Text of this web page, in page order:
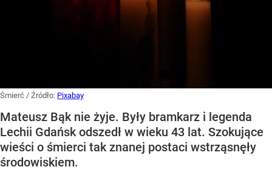
Śmierć / Źródło: Pixabay
Mateusz Bąk nie żyje. Były bramkarz i legenda
Lechii Gdańsk odszedł w wieku 43 lat. Szokujące
wieści o śmierci tak znanej postaci wstrząsnęły
środowiskiem.